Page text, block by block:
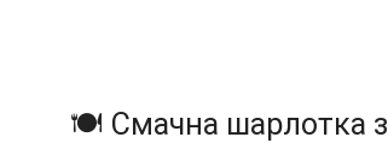
🍽️ Смачна шарлотка з